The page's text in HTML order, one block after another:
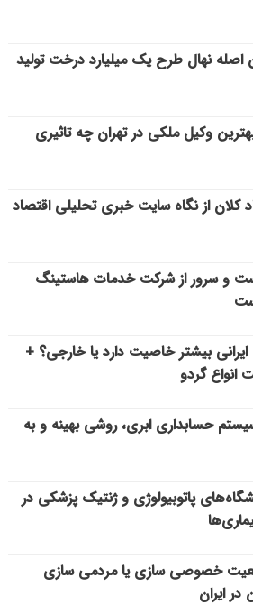
اصله نهال طرح یک میلیارد درخت تولید
وکیل ملکی در تهران چه تاثیری
کلان از نگاه سایت خبری تحلیلی اقتصاد
و سرور از شرکت خدمات هاستینگ
بیشتر خاصیت دارد یا خارجی؟ +
گردو
حسابداری ابری، روشی بهینه و به
پاتوبیولوژی و ژنتیک پزشکی در
خصوصی سازی یا مردمی سازی
ایران